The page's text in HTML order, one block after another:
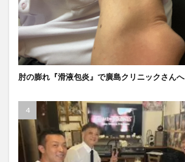
肘の膨れ『滑液包炎』で廣島クリニックさんへ